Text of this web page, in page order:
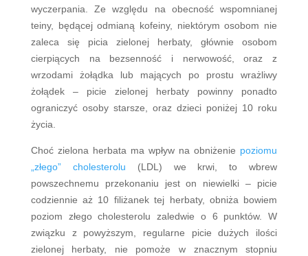
wyczerpania. Ze względu na obecność wspomnianej
teiny, będącej odmianą kofeiny, niektórym osobom nie
zaleca się picia zielonej herbaty, głównie osobom
cierpiących na bezsenność i nerwowość, oraz z
wrzodami żołądka lub mających po prostu wrażliwy
żołądek – picie zielonej herbaty powinny ponadto
ograniczyć osoby starsze, oraz dzieci poniżej 10 roku
życia.
Choć zielona herbata ma wpływ na obniżenie poziomu
„złego” cholesterolu (LDL) we krwi, to wbrew
powszechnemu przekonaniu jest on niewielki – picie
codziennie aż 10 filiżanek tej herbaty, obniża bowiem
poziom złego cholesterolu zaledwie o 6 punktów. W
związku z powyższym, regularne picie dużych ilości
zielonej herbaty, nie pomoże w znacznym stopniu